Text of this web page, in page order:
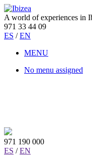
A world of experiences in
971 33 44 09
ES / EN
MENU
No menu assigned
971 190 000
ES / EN